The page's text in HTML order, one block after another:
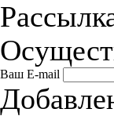
Ваш E-mail